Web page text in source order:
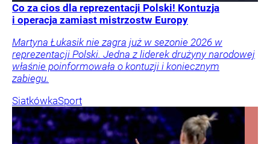
Co za cios dla reprezentacji Polski! Kontuzja
i operacja zamiast mistrzostw Europy
Martyna Łukasik nie zagra już w sezonie 2026 w
reprezentacji Polski. Jedna z liderek drużyny narodowej
właśnie poinformowała o kontuzji i koniecznym
zabiegu.
SiatkówkaSport